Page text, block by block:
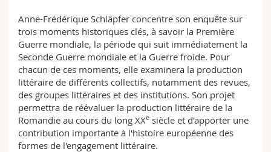
Anne-Frédérique Schläpfer concentre son enquête sur
trois moments historiques clés, à savoir la Première
Guerre mondiale, la période qui suit immédiatement la
Seconde Guerre mondiale et la Guerre froide. Pour
chacun de ces moments, elle examinera la production
littéraire de différents collectifs, notamment des revues,
des groupes littéraires et des institutions. Son projet
permettra de réévaluer la production littéraire de la
Romandie au cours du long XXe siècle et d'apporter une
contribution importante à l'histoire européenne des
formes de l'engagement littéraire.